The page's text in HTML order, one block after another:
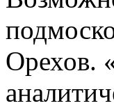
Орехов.